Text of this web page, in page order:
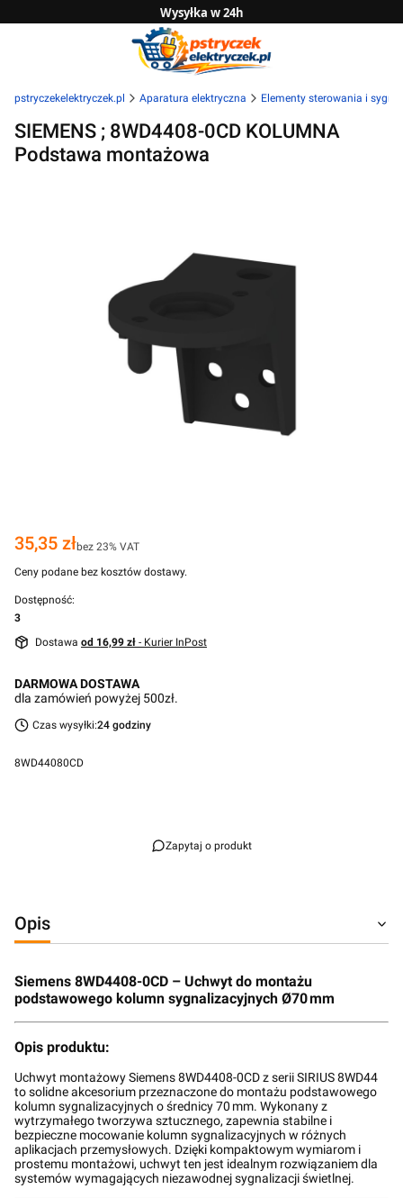
Wysyłka w 24h
Zwrot do 14 dni
Sprawdź naszą ofertę B2B
pstryczekelektryczek.pl Aparatura elektryczna Elementy sterowania i
SIEMENS ; 8WD4408-0CD KOLUMNA
Podstawa montażowa
Cena
35,35 złbez 23% VAT
Ceny podane bez kosztów dostawy.
Dostępność:
3
Dostawa od 16,99 zł - Kurier InPost
DARMOWA DOSTAWA
dla zamówień powyżej 500zł.
Czas wysyłki:24 godziny
8WD44080CD
Zapytaj o produkt
Opis
Siemens 8WD4408-0CD – Uchwyt do montażu
podstawowego kolumn sygnalizacyjnych Ø70 mm
Opis produktu:
Uchwyt montażowy Siemens 8WD4408-0CD z serii SIRIUS 8WD44
to solidne akcesorium przeznaczone do montażu podstawowego
kolumn sygnalizacyjnych o średnicy 70 mm. Wykonany z
wytrzymałego tworzywa sztucznego, zapewnia stabilne i
bezpieczne mocowanie kolumn sygnalizacyjnych w różnych
aplikacjach przemysłowych. Dzięki kompaktowym wymiarom i
prostemu montażowi, uchwyt ten jest idealnym rozwiązaniem dla
systemów wymagających niezawodnej sygnalizacji świetlnej.